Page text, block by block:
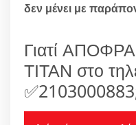
δεν μένει με
Γιατί
ΤΙΤΑΝ στο